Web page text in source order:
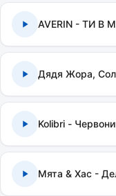
AVERIN - ТИ В
Дядя Жора,
Kolibri -
Мята & Хас -